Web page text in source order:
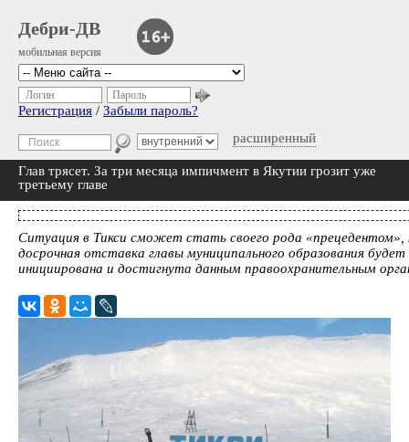
Дебри-ДВ
мобильная версия
расширенный
Логин Пароль
Регистрация / Забыли пароль?
Глав трясет. За три месяца импичмент в Якутии грозит уже
третьему главе
Ситуация в Тикси сможет стать своего рода «прецедентом»,
досрочная отставка главы муниципального образования будет
инициирована и достигнута данным правоохранительным